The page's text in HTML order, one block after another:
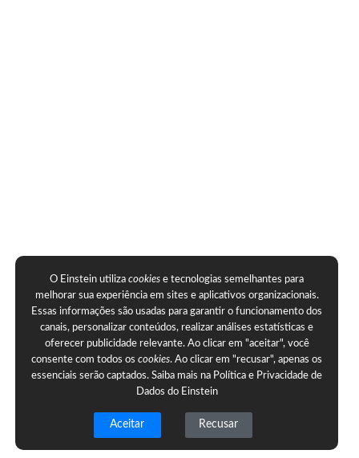
O Einstein utilizacookies e tecnologias semelhantes para
melhorar sua experiência em sites e aplicativos organizacionais.
Essas informações são usadas para garantir o funcionamento dos
canais, personalizar conteúdos, realizar análises estatísticas e
oferecer publicidade relevante. Ao clicar em "aceitar", você
consente com todos oscookies. Ao clicar em "recusar", apenas os
essenciais serão captados. Saiba mais na Política e Privacidade de
Dados do Einstein
Aceitar Recusar